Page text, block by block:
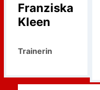
Franziska
Kleen
Trainerin